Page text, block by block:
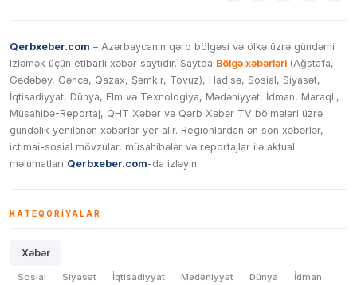
Qerbxeber.com – Azərbaycanın qərb bölgəsi və ölkə üzrə gündəmi
izləmək üçün etibarlı xəbər saytıdır. Saytda Bölgə xəbərləri (Ağstafa,
Gədəbəy, Gəncə, Qazax, Şəmkir, Tovuz), Hadisə, Sosial, Siyasət,
İqtisadiyyat, Dünya, Elm və Texnologiya, Mədəniyyət, İdman, Maraqlı,
Müsahibə-Reportaj, QHT Xəbər və Qərb Xəbər TV bölmələri üzrə
gündəlik yenilənən xəbərlər yer alır. Regionlardan ən son xəbərlər,
ictimai-sosial mövzular, müsahibələr və reportajlar ilə aktual
məlumatları Qerbxeber.com-da izləyin.
KATEQORIYALAR
Xəbər
Sosial Siyasət İqtisadiyyat Mədəniyyət Dünya İdman